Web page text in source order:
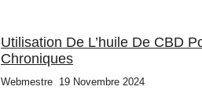
Utilisation De L’huile De CBD
Chroniques
Webmestre 19 Novembre 2024